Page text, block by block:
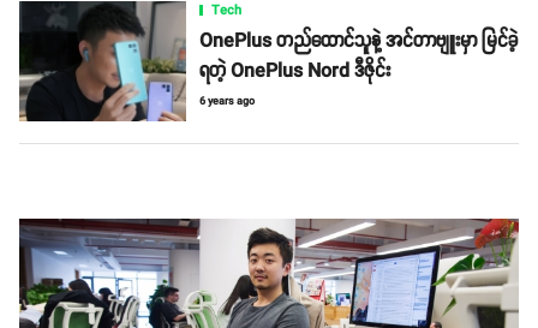
Tech
OnePlus တည်ထောင်သူနဲ့ အင်တာဗျူးမှာ မြင်ခဲ့
ရတဲ့ OnePlus Nord ဒီဇိုင်း
6 years ago